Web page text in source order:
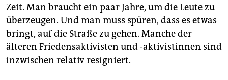
Zeit. Man braucht ein paar Jahre, um die Leute zu
überzeugen. Und man muss spüren, dass es etwas
bringt, auf die Straße zu gehen. Manche der
älteren Friedensaktivisten und -aktivistinnen sind
inzwischen relativ resigniert.